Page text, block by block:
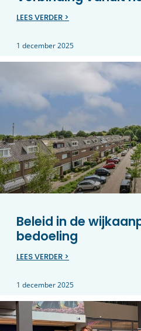
LEES VERDER >
1 december 2025
Beleid in de
bedoeling
LEES VERDER >
1 december 2025